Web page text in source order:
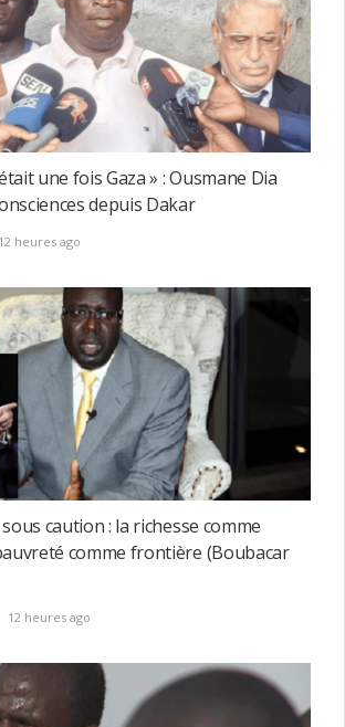
une fois Gaza » : Ousmane Dia
depuis Dakar
12 heures ago
caution : la richesse comme
comme frontière (Boubacar
12 heures ago